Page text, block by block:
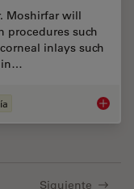
Moshirfar will
procedures such
inlays such
in…
Siguiente